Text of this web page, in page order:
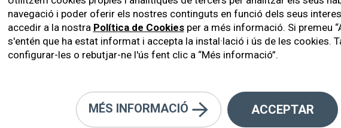
navegació i poder oferir els nostres continguts en funció dels seus
accedir a la nostra Política de Cookiesper a més informació. Si premeu
s'entén que ha estat informat i accepta la instal·lació i ús de les cookies.
configurar-les o rebutjar-ne l'ús fent clic a “Més informació”.
MÉS INFORMACIÓ ACCEPTAR